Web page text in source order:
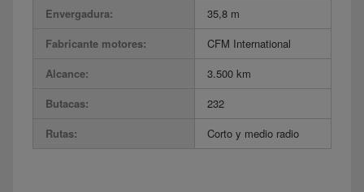
Envergadura:
35,8 m
Fabricante motores:
CFM International
Alcance:
3.500 km
Butacas:
232
Rutas:
Corto y medio radio